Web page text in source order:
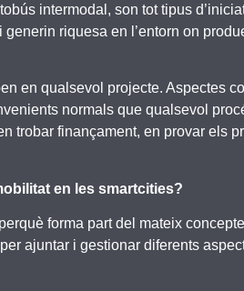
intermodal, son tot tipus
riquesa en l’entorn on
en qualsevol projecte. Aspectes
normals que qualsevol
trobar finançament, en provar els
en les smartcities?
forma part del mateix
ajuntar i gestionar diferents